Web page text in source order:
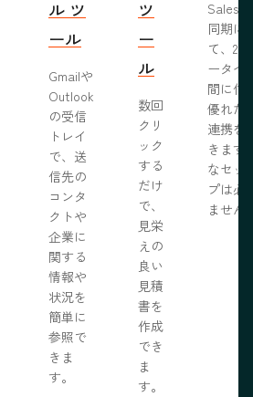
ル ツ
ール
Gmailや
Outlook
の受信
トレイ
で、送
信先の
コンタ
クトや
企業に
関する
情報や
状況を
簡単に
参照で
きま
す。
ツ
ー
ル
数回
クリ
ック
する
だけ
で、
見栄
えの
良い
見積
書を
作成
でき
ま
す。
同期に
て、2
ータベ
間に信
優れた
連携を
きます
なセッ
プは必
ません